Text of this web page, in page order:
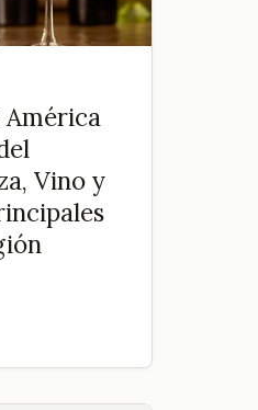
América
Vino y